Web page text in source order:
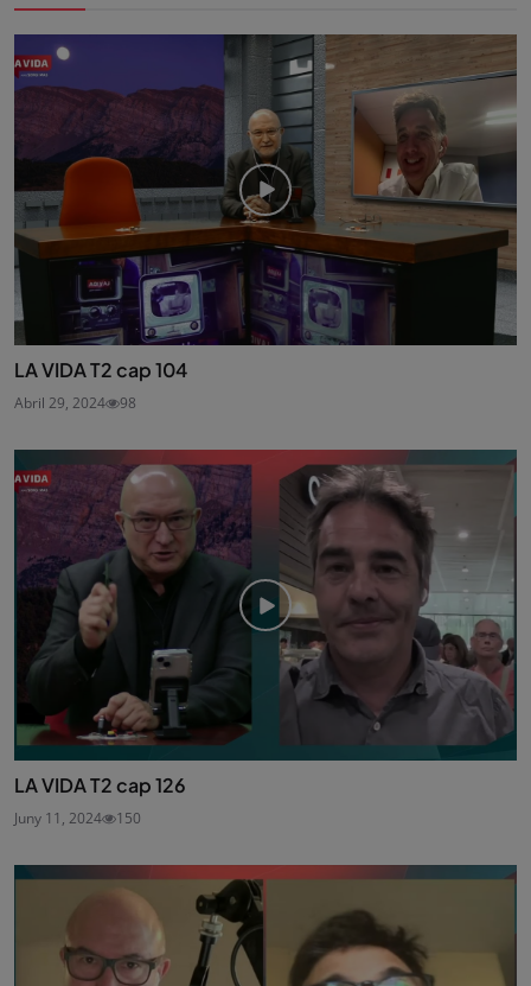
LA VIDA T2 cap 104
Abril 29, 2024 98
LA VIDA T2 cap 126
Juny 11, 2024 150